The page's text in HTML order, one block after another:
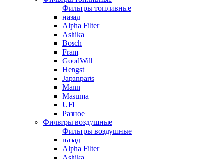
Фильтры топливные
назад
Alpha Filter
Ashika
Bosch
Fram
GoodWill
Hengst
Japanparts
Mann
Masuma
UFI
Разное
Фильтры воздушные
Фильтры воздушные
назад
Alpha Filter
Ashika